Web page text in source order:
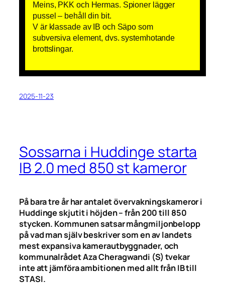
Meins, PKK och Hermas. Spioner lägger
pussel – behåll din bit.
V är klassade av IB och Säpo som
subversiva element, dvs. systemhotande
brottslingar.
2025-11-23
Sossarna i Huddinge starta
IB 2.0 med 850 st kameror
På bara tre år har antalet övervakningskameror i
Huddinge skjutit i höjden – från 200 till 850
stycken. Kommunen satsar mångmiljonbelopp
på vad man själv beskriver som en av landets
mest expansiva kamerautbyggnader, och
kommunalrådet Aza Cheragwandi (S) tvekar
inte att jämföra ambitionen med allt från IB till
STASI.